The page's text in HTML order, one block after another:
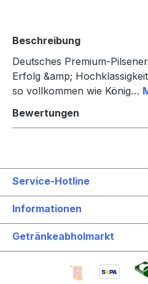
Beschreibung
Deutsches Premium-
Erfolg &amp;
so vollkommen wie König…
Bewertungen
Service-Hotline
Informationen
Getränkeabholmarkt